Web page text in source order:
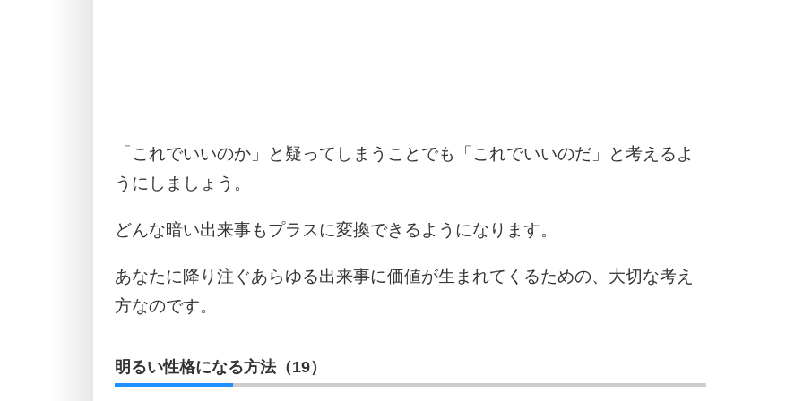
「これでいいのか」と疑ってしまうことでも「これでいいのだ」と考えるよ
うにしましょう。
どんな暗い出来事もプラスに変換できるようになります。
あなたに降り注ぐあらゆる出来事に価値が生まれてくるための、大切な考え
方なのです。
明るい性格になる方法（19）